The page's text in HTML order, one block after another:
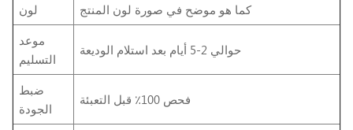
لون
كما هو موضح في صورة لون المنتج
موعد
التسليم
حوالي 2-5 أيام بعد استلام الوديعة
ضبط
الجودة
فحص 100٪ قبل التعبئة